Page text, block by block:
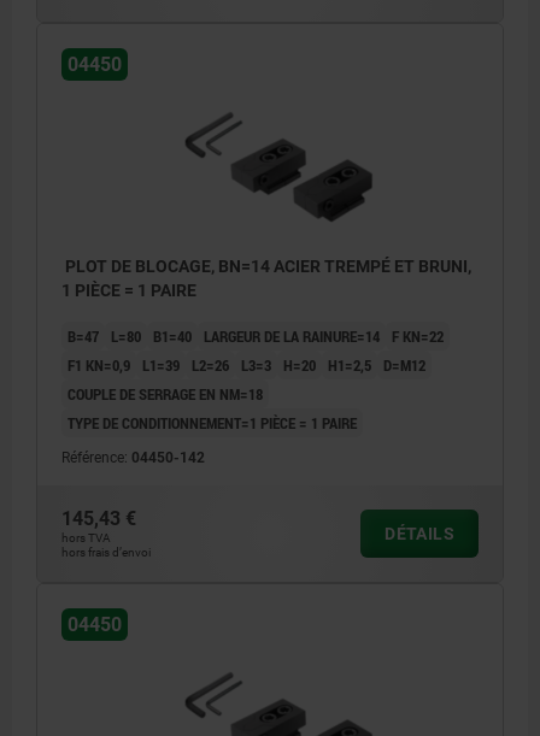
04450
PLOT DE BLOCAGE, BN=14 ACIER TREMPÉ ET BRUNI,
1 PIÈCE = 1 PAIRE
B=47 L=80 B1=40 LARGEUR DE LA RAINURE=14
F KN=22
F1 KN=0,9
L1=39 L2=26 L3=3 H=20 H1=2,5
D=M12
COUPLE DE SERRAGE EN NM=18
TYPE DE CONDITIONNEMENT=1 PIÈCE = 1 PAIRE
Référence: 04450-142
145,43 €
hors TVA
hors frais d’envoi
DÉTAILS
04450